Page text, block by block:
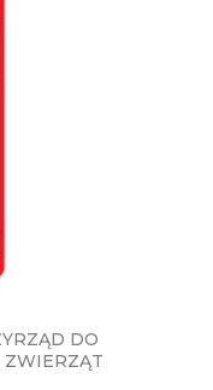
DO
ZWIERZĄT